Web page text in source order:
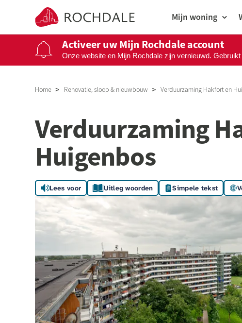
Naar de homepage Mijn woning
Activeer uw Mijn Rochdale account
Onze website en Mijn Rochdale zijn vernieuwd.
Home Renovatie, sloop & nieuwbouw Verduurzaming Hakfort en
Verduurzaming
Huigenbos
Lees voor Uitleg woorden Simpele tekst